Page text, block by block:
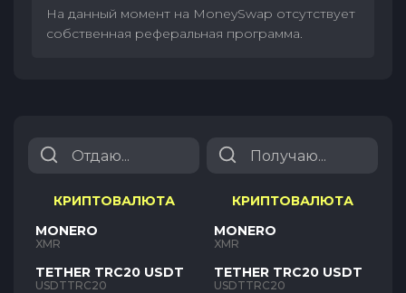
На данный момент на MoneySwap отсутствует
собственная реферальная программа.
КРИПТОВАЛЮТА
MONERO
XMR
TETHER TRC20 USDT
USDTTRC20
КРИПТОВАЛЮТА
MONERO
XMR
TETHER TRC20 USDT
USDTTRC20